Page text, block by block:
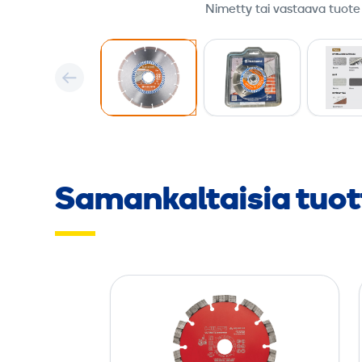
Nimetty tai vastaava tuote
Samankaltaisia
i
m
a